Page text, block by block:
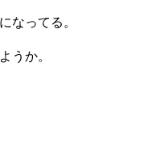
なってる。
うか。